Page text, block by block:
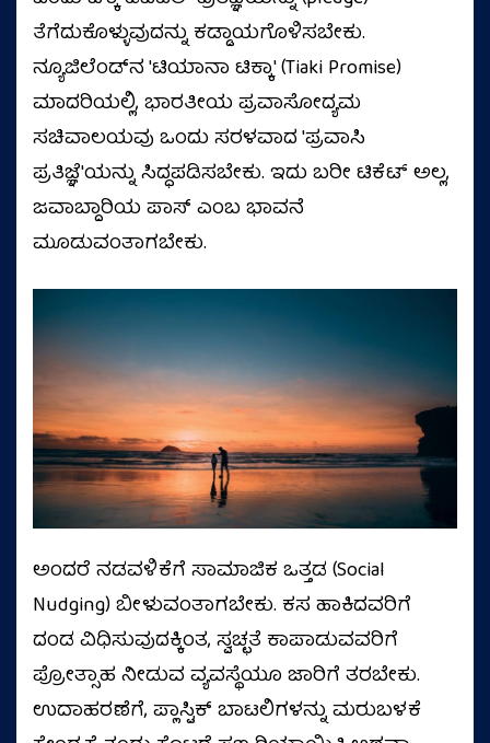
ತೆಗೆದುಕೊಳ್ಳುವುದನ್ನು ಕಡ್ಡಾಯಗೊಳಿಸಬೇಕು.
ನ್ಯೂಜಿಲೆಂಡ್‌ನ 'ಟಿಯಾನಾ ಟಿಕ್ಕಾ' (Tiaki Promise)
ಮಾದರಿಯಲ್ಲಿ, ಭಾರತೀಯ ಪ್ರವಾಸೋದ್ಯಮ
ಸಚಿವಾಲಯವು ಒಂದು ಸರಳವಾದ 'ಪ್ರವಾಸಿ
ಪ್ರತಿಜ್ಞೆ'ಯನ್ನು ಸಿದ್ಧಪಡಿಸಬೇಕು. ಇದು ಬರೀ ಟಿಕೆಟ್ ಅಲ್ಲ,
ಜವಾಬ್ದಾರಿಯ ಪಾಸ್ ಎಂಬ ಭಾವನೆ
ಮೂಡುವಂತಾಗಬೇಕು.
ಅಂದರೆ ನಡವಳಿಕೆಗೆ ಸಾಮಾಜಿಕ ಒತ್ತಡ (Social
Nudging) ಬೀಳುವಂತಾಗಬೇಕು. ಕಸ ಹಾಕಿದವರಿಗೆ
ದಂಡ ವಿಧಿಸುವುದಕ್ಕಿಂತ, ಸ್ವಚ್ಛತೆ ಕಾಪಾಡುವವರಿಗೆ
ಪ್ರೋತ್ಸಾಹ ನೀಡುವ ವ್ಯವಸ್ಥೆಯೂ ಜಾರಿಗೆ ತರಬೇಕು.
ಉದಾಹರಣೆಗೆ, ಪ್ಲಾಸ್ಟಿಕ್ ಬಾಟಲಿಗಳನ್ನು ಮರುಬಳಕೆ